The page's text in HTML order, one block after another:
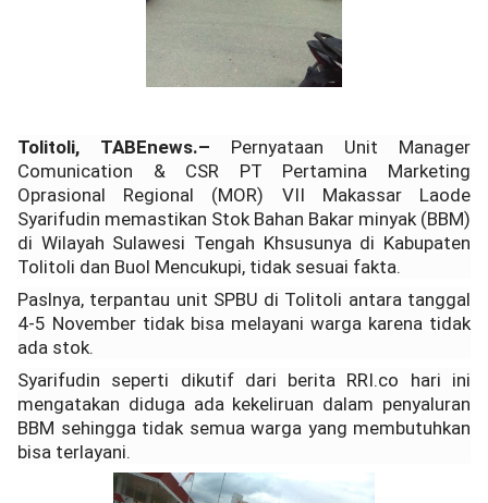
Tolitoli, TABEnews.– Pernyataan Unit Manager
Comunication & CSR PT Pertamina Marketing
Oprasional Regional (MOR) VII Makassar Laode
Syarifudin memastikan Stok Bahan Bakar minyak (BBM)
di Wilayah Sulawesi Tengah Khsusunya di Kabupaten
Tolitoli dan Buol Mencukupi, tidak sesuai fakta.
Paslnya, terpantau unit SPBU di Tolitoli antara tanggal
4-5 November tidak bisa melayani warga karena tidak
ada stok.
Syarifudin seperti dikutif dari berita RRI.co hari ini
mengatakan diduga ada kekeliruan dalam penyaluran
BBM sehingga tidak semua warga yang membutuhkan
bisa terlayani.